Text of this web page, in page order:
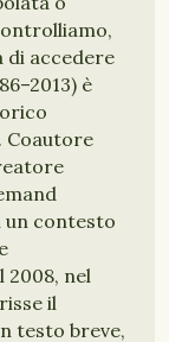
di accedere
è
Coautore
contesto
nel
il
testo breve,